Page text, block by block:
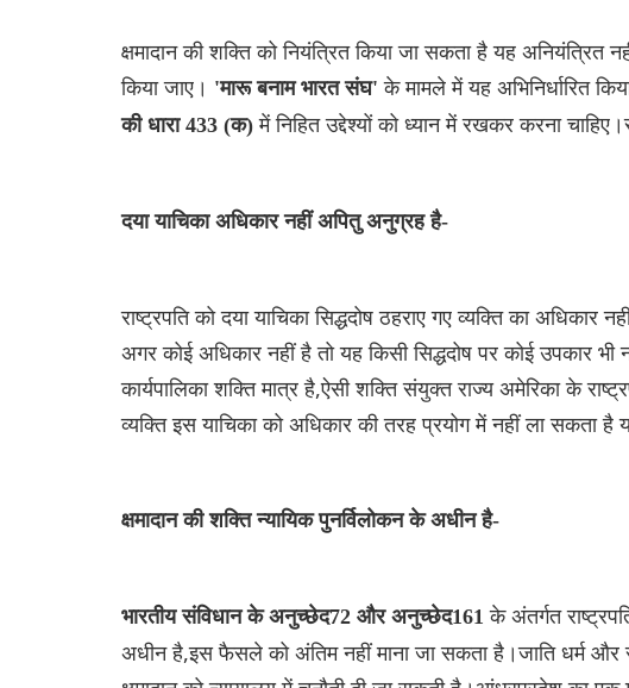
क्षमादान की शक्ति को नियंत्रित किया जा सकता है यह अनियंत्रित
किया जाए। 'मारू बनाम भारत संघ' के मामले में यह अभिनिर्धारित
की धारा 433 (क)में निहित उद्देश्यों को ध्यान में रखकर करना
दया याचिका अधिकार नहीं अपितु अनुग्रह है-
राष्ट्रपति को दया याचिका सिद्धदोष ठहराए गए व्यक्ति का अधिकार
अगर कोई अधिकार नहीं है तो यह किसी सिद्धदोष पर कोई उपकार
कार्यपालिका शक्ति मात्र है,ऐसी शक्ति संयुक्त राज्य अमेरिका के
व्यक्ति इस याचिका को अधिकार की तरह प्रयोग में नहीं ला सकता
क्षमादान की शक्ति न्यायिक पुनर्विलोकन के अधीन है-
भारतीय संविधान के अनुच्छेद72 और अनुच्छेद161के अंतर्गत
अधीन है,इस फैसले को अंतिम नहीं माना जा सकता है।जाति धर्म और